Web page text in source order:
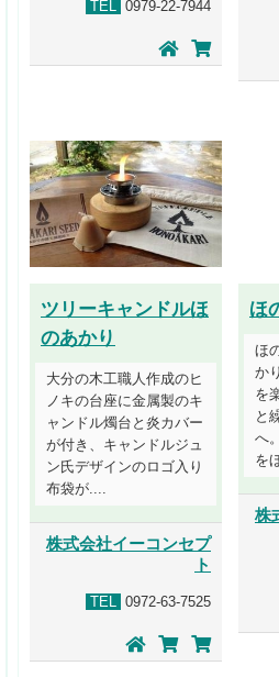
TEL 0979-22-7944
ツリーキャンドルほ
のあかり
大分の木工職人作成のヒ
ノキの台座に金属製のキ
ャンドル燭台と炎カバー
が付き、キャンドルジュ
ン氏デザインのロゴ入り
布袋が....
株式会社イーコンセプ
ト
TEL 0972-63-7525
ほ
ほ
か
を
と
へ
を
株